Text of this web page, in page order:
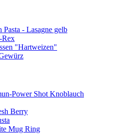
- Lasagne gelb
Rex
"Hartweizen"
Power Shot Knoblauch
Berry
Mug Ring